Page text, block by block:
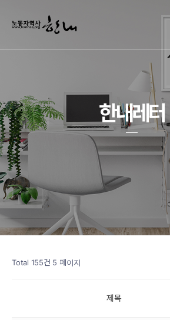
한내레터
Total 155건 5 페이지
제목